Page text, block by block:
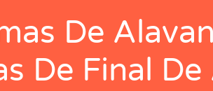
De
De Final